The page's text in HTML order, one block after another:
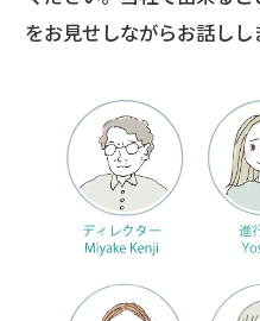
をお見せしながらお話しし